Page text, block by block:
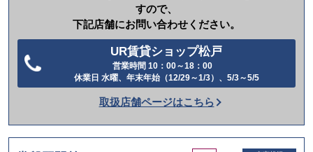
すので、
下記店舗にお問い合わせください。
UR賃貸ショップ松戸
営業時間 10：00～18：00
休業日 水曜、年末年始（12/29～1/3）、5/3～5/5
話
か
け
取扱店舗ページはこちら